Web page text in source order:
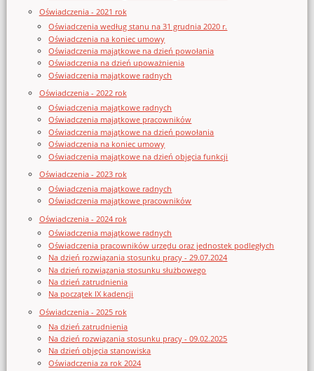
Oświadczenia - 2021 rok
Oświadczenia według stanu na 31 grudnia 2020 r.
Oświadczenia na koniec umowy
Oświadczenia majątkowe na dzień powołania
Oświadczenia na dzień upoważnienia
Oświadczenia majątkowe radnych
Oświadczenia - 2022 rok
Oświadczenia majątkowe radnych
Oświadczenia majątkowe pracowników
Oświadczenia majątkowe na dzień powołania
Oświadczenia na koniec umowy
Oświadczenia majątkowe na dzień objęcia funkcji
Oświadczenia - 2023 rok
Oświadczenia majątkowe radnych
Oświadczenia majątkowe pracowników
Oświadczenia - 2024 rok
Oświadczenia majątkowe radnych
Oświadczenia pracowników urzędu oraz jednostek podległych
Na dzień rozwiązania stosunku pracy - 29.07.2024
Na dzień rozwiązania stosunku służbowego
Na dzień zatrudnienia
Na początek IX kadencji
Oświadczenia - 2025 rok
Na dzień zatrudnienia
Na dzień rozwiązania stosunku pracy - 09.02.2025
Na dzień objęcia stanowiska
Oświadczenia za rok 2024